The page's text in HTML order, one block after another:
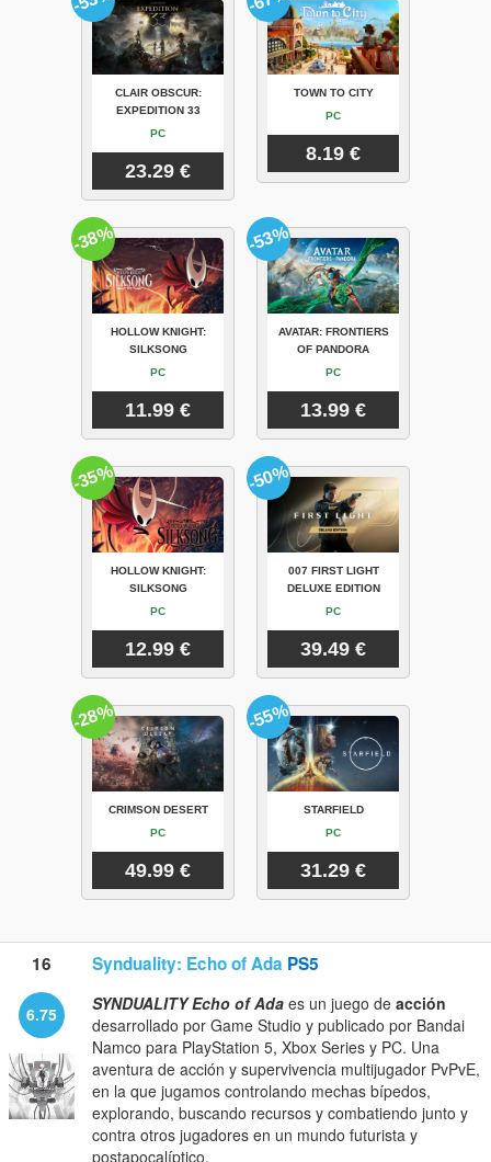
CLAIR OBSCUR:
EXPEDITION 33
PC
23.29 €
TOWN TO CITY
PC
8.19 €
HOLLOW KNIGHT:
SILKSONG
PC
11.99 €
-38%
AVATAR: FRONTIERS
OF PANDORA
PC
13.99 €
-53%
HOLLOW KNIGHT:
SILKSONG
PC
12.99 €
-35%
007 FIRST LIGHT
DELUXE EDITION
PC
39.49 €
-50%
CRIMSON DESERT
PC
49.99 €
-28%
STARFIELD
PC
31.29 €
-55%
16 Synduality: Echo of Ada PS5
6.75 SYNDUALITY Echo of Ada es un juego de acción
desarrollado por Game Studio y publicado por Bandai
Namco para PlayStation 5, Xbox Series y PC. Una
aventura de acción y supervivencia multijugador PvPvE,
en la que jugamos controlando mechas bípedos,
explorando, buscando recursos y combatiendo junto y
contra otros jugadores en un mundo futurista y
postapocalíptico.